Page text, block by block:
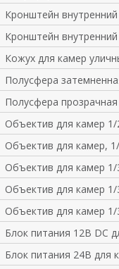
Кронштейн
Кронштейн
Кожух для камер
Полусфера
Полусфера прозрачная
Объектив для камер
Объектив для камер,
Объектив для камер 1/
Объектив для камер
Объектив для камер
Блок питания 12В DC
Блок питания 24В для